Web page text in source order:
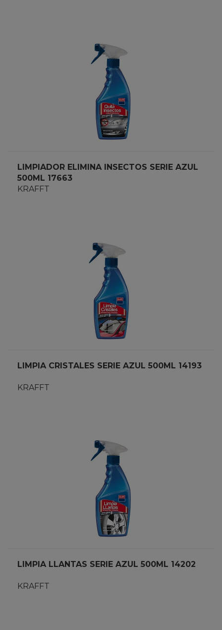
LIMPIADOR ELIMINA INSECTOS SERIE AZUL
500ML 17663
KRAFFT
LIMPIA CRISTALES SERIE AZUL 500ML 14193
KRAFFT
LIMPIA LLANTAS SERIE AZUL 500ML 14202
KRAFFT